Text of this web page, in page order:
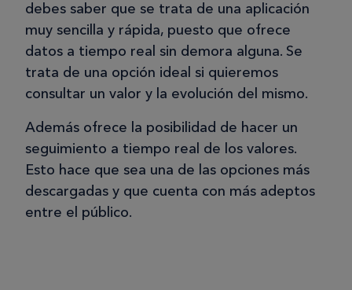
debes saber que se trata de una aplicación
muy sencilla y rápida, puesto que ofrece
datos a tiempo real sin demora alguna. Se
trata de una opción ideal si quieremos
consultar un valor y la evolución del mismo.
Además ofrece la posibilidad de hacer un
seguimiento a tiempo real de los valores.
Esto hace que sea una de las opciones más
descargadas y que cuenta con más adeptos
entre el público.